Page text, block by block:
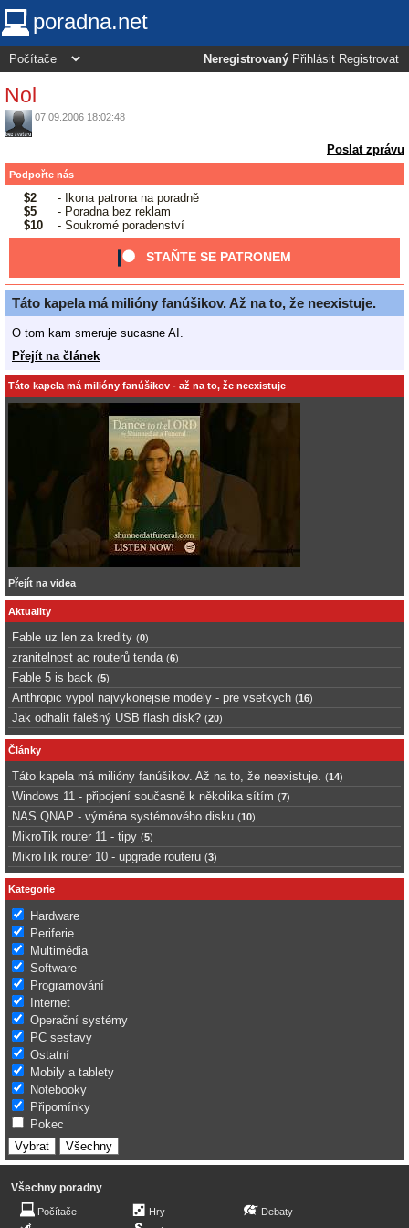
poradna.net
Neregistrovaný Přihlásit Registrovat
Nol
07.09.2006 18:02:48
Poslat zprávu
Podpořte nás
$2
- Ikona patrona na poradně
$5
- Poradna bez reklam
$10
- Soukromé poradenství
STAŇTE SE PATRONEM
Táto kapela má milióny fanúšikov. Až na to, že neexistuje.
O tom kam smeruje sucasne AI.
Přejít na článek
Táto kapela má milióny fanúšikov - až na to, že neexistuje
Přejít na videa
Aktuality
Fable uz len za kredity (0)
zranitelnost ac routerů tenda (6)
Fable 5 is back (5)
Anthropic vypol najvykonejsie modely - pre vsetkych (16)
Jak odhalit falešný USB flash disk? (20)
Články
Táto kapela má milióny fanúšikov. Až na to, že neexistuje. (14)
Windows 11 - připojení současně k několika sítím (7)
NAS QNAP - výměna systémového disku (10)
MikroTik router 11 - tipy (5)
MikroTik router 10 - upgrade routeru (3)
Kategorie
Hardware
Periferie
Multimédia
Software
Programování
Internet
Operační systémy
PC sestavy
Ostatní
Mobily a tablety
Notebooky
Připomínky
Pokec
Všechny poradny
Počítače
Hry
Debaty